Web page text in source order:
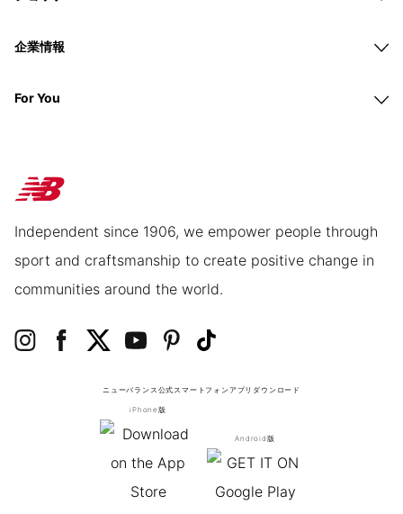
企業情報
For You
Independent since 1906, we empower people through
sport and craftsmanship to create positive change in
communities around the world.
ニューバランス公式スマートフォンアプリ ダウンロード
iPhone版
Android版